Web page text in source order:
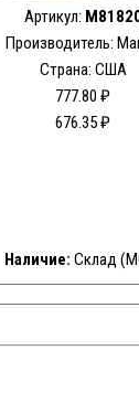
Артикул:
Производитель:
Страна: США
777.80 ₽
676.35 ₽
Наличие: Склад